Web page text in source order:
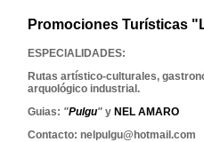
Promociones Turísticas "
ESPECIALIDADES:
Rutas artístico-culturales,
arquológico industrial.
Guias: "Pulgu" y NEL AMARO
Contacto: nelpulgu@hotmail.com